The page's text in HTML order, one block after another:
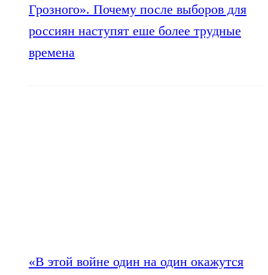
Грозного». Почему после выборов для
россиян наступят еше более трудные
времена
«В этой войне один на один окажутся